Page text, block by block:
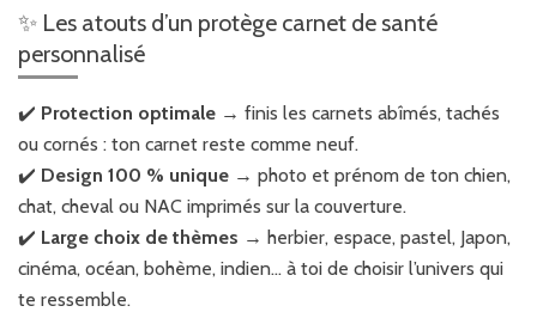
✨ Les atouts d’un protège carnet de santé
personnalisé
✔️ Protection optimale → finis les carnets abîmés, tachés
ou cornés : ton carnet reste comme neuf.
✔️ Design 100 % unique → photo et prénom de ton chien,
chat, cheval ou NAC imprimés sur la couverture.
✔️ Large choix de thèmes → herbier, espace, pastel, Japon,
cinéma, océan, bohème, indien… à toi de choisir l’univers qui
te ressemble.